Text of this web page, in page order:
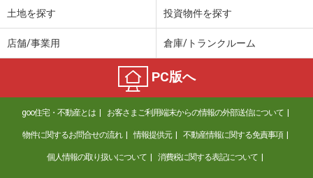
土地を探す 投資物件を探す
店舗/事業用 倉庫/トランクルーム
PC版へ
goo住宅・不動産とは お客さまご利用端末からの情報の外部送信について
物件に関するお問合せの流れ 情報提供元 不動産情報に関する免責事項
個人情報の取り扱いについて 消費税に関する表記について